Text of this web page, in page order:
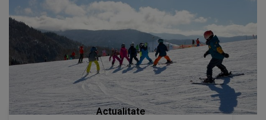
Actualitate